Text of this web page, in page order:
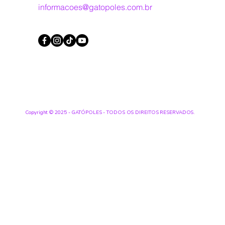
informacoes@gatopoles.com.br
Copyright © 2025 - GATÓPOLES - TODOS OS DIREITOS RESERVADOS.